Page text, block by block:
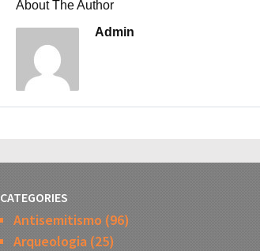
About The Author
Admin
CATEGORIES
Antisemitismo (96)
Arqueologia (25)